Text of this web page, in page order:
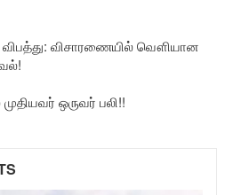
விசாரணையில் வௌியான
ஒருவர் பலி!!